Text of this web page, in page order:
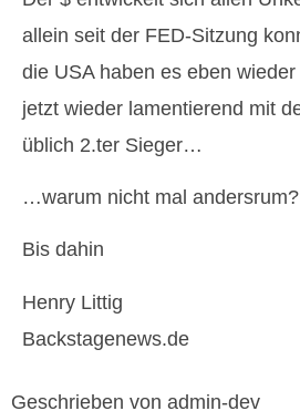
allein seit der FED-Sitzung
die USA haben es eben
jetzt wieder lamentierend mit
üblich 2.ter Sieger…
…warum nicht mal andersrum?
Bis dahin
Henry Littig
Backstagenews.de
Geschrieben von admin-dev